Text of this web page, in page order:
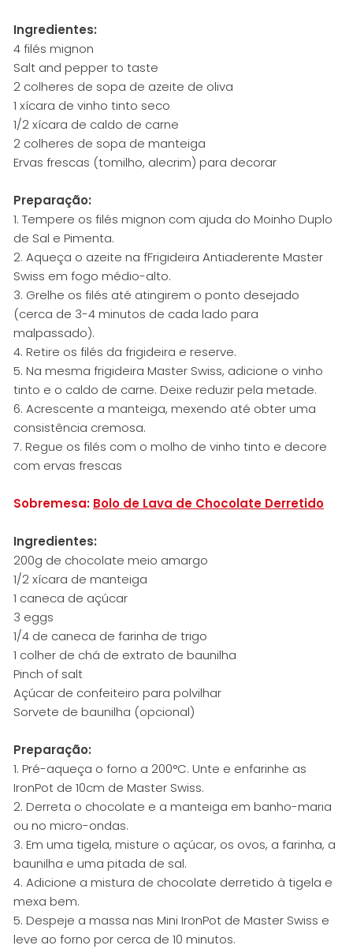
Ingredientes:
4 filés mignon
Salt and pepper to taste
2 colheres de sopa de azeite de oliva
1 xícara de vinho tinto seco
1/2 xícara de caldo de carne
2 colheres de sopa de manteiga
Ervas frescas (tomilho, alecrim) para decorar
Preparação:
1. Tempere os filés mignon com ajuda do Moinho Duplo
de Sal e Pimenta.
2. Aqueça o azeite na fFrigideira Antiaderente Master
Swiss em fogo médio-alto.
3. Grelhe os filés até atingirem o ponto desejado
(cerca de 3-4 minutos de cada lado para
malpassado).
4. Retire os filés da frigideira e reserve.
5. Na mesma frigideira Master Swiss, adicione o vinho
tinto e o caldo de carne. Deixe reduzir pela metade.
6. Acrescente a manteiga, mexendo até obter uma
consistência cremosa.
7. Regue os filés com o molho de vinho tinto e decore
com ervas frescas
Sobremesa: Bolo de Lava de Chocolate Derretido
Ingredientes:
200g de chocolate meio amargo
1/2 xícara de manteiga
1 caneca de açúcar
3 eggs
1/4 de caneca de farinha de trigo
1 colher de chá de extrato de baunilha
Pinch of salt
Açúcar de confeiteiro para polvilhar
Sorvete de baunilha (opcional)
Preparação:
1. Pré-aqueça o forno a 200°C. Unte e enfarinhe as
IronPot de 10cm de Master Swiss.
2. Derreta o chocolate e a manteiga em banho-maria
ou no micro-ondas.
3. Em uma tigela, misture o açúcar, os ovos, a farinha, a
baunilha e uma pitada de sal.
4. Adicione a mistura de chocolate derretido à tigela e
mexa bem.
5. Despeje a massa nas Mini IronPot de Master Swiss e
leve ao forno por cerca de 10 minutos.